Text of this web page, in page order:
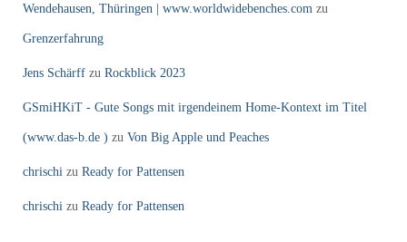
Wendehausen, Thüringen | www.worldwidebenches.com zu
Grenzerfahrung
Jens Schärff zu Rockblick 2023
GSmiHKiT - Gute Songs mit irgendeinem Home-Kontext im Titel
(www.das-b.de ) zu Von Big Apple und Peaches
chrischi zu Ready for Pattensen
chrischi zu Ready for Pattensen